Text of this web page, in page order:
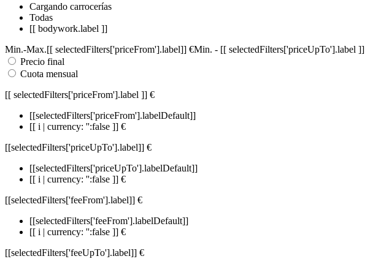
Cargando carrocerías
Todas
[[ bodywork.label ]]
Min.-Max.[[ selectedFilters['priceFrom'].label]] €Min. - [[ selectedFilters['priceUpTo'].label ]]
Precio final
Cuota mensual
[[ selectedFilters['priceFrom'].label ]] €
[[selectedFilters['priceFrom'].labelDefault]]
[[ i | currency: '':false ]] €
[[selectedFilters['priceUpTo'].label]] €
[[selectedFilters['priceUpTo'].labelDefault]]
[[ i | currency: '':false ]] €
[[selectedFilters['feeFrom'].label]] €
[[selectedFilters['feeFrom'].labelDefault]]
[[ i | currency: '':false ]] €
[[selectedFilters['feeUpTo'].label]] €